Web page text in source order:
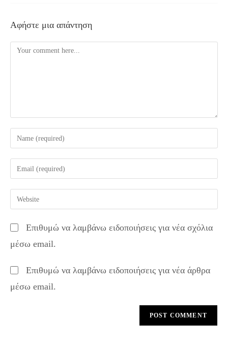
Αφήστε μια απάντηση
Comment
Enter
your
name
comment
Enter
your
email
address
comment
Enter
your
URL
(optional)
Επιθυμώ να λαμβάνω ειδοποιήσεις για νέα σχόλια
μέσω email.
Επιθυμώ να λαμβάνω ειδοποιήσεις για νέα άρθρα
μέσω email.